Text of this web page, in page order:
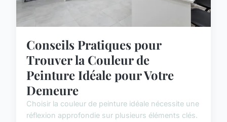
Conseils Pratiques pour
Trouver la Couleur de
Peinture Idéale pour Votre
Demeure
Choisir la couleur de peinture idéale nécessite une
réflexion approfondie sur plusieurs éléments clés.